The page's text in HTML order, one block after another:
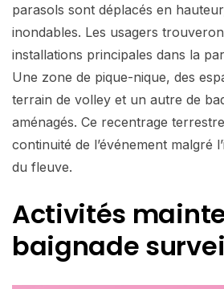
parasols sont déplacés en
inondables. Les usagers
installations principales dans la
Une zone de pique-nique, des
terrain de volley et un autre de
aménagés. Ce recentrage
continuité de l’événement malgré
du fleuve.
Activités
baignade